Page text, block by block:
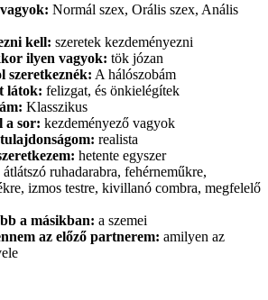
Normál szex, Orális szex, Anális
kell: szeretek kezdeményezni
ilyen vagyok: tök józan
szeretkeznék: A hálószobám
látok: felizgat, és önkielégítek
Klasszikus
a sor: kezdeményező vagyok
realista
hetente egyszer
átlátszó ruhadarabra, fehérneműkre,
izmos testre, kivillanó combra, megfelelő
a másikban: a szemei
az előző partnerem: amilyen az